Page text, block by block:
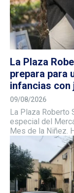
La Plaza
prepara para
infancias con
09/08/2026
La Plaza Roberto
especial del
Mes de la Niñez.